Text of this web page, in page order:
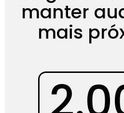
manter
mais